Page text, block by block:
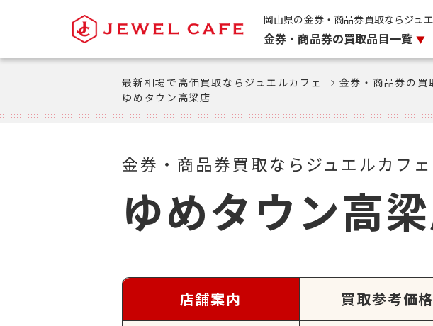
岡山県の金券・商品券買取ならジュ
金券・商品券の買取品目一覧
最新相場で高価買取ならジュエルカフェ 金券・商品券の買
ゆめタウン高梁店
金券・商品券買取ならジュエルカフェ
ゆめタウン高
店舗案内 買取参考価格